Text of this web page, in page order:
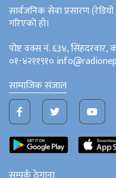
सार्वजनिक सेवा प्रसारण
गरिएको हो।
पोष्ट वक्स नं. ६३४, सिंहदरवार,
०१-४२११९१०
सामाजिक संजाल